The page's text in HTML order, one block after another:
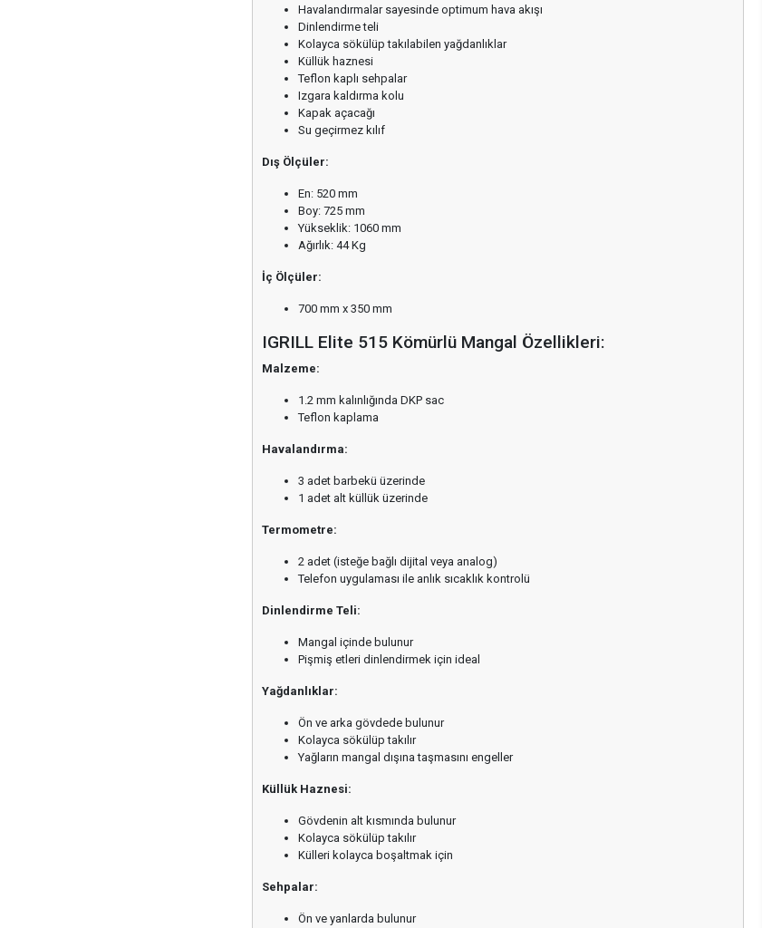
Havalandırmalar sayesinde optimum hava akışı
Dinlendirme teli
Kolayca sökülüp takılabilen yağdanlıklar
Küllük haznesi
Teflon kaplı sehpalar
Izgara kaldırma kolu
Kapak açacağı
Su geçirmez kılıf
Dış Ölçüler:
En: 520 mm
Boy: 725 mm
Yükseklik: 1060 mm
Ağırlık: 44 Kg
İç Ölçüler:
700 mm x 350 mm
IGRILL Elite 515 Kömürlü Mangal Özellikleri:
Malzeme:
1.2 mm kalınlığında DKP sac
Teflon kaplama
Havalandırma:
3 adet barbekü üzerinde
1 adet alt küllük üzerinde
Termometre:
2 adet (isteğe bağlı dijital veya analog)
Telefon uygulaması ile anlık sıcaklık kontrolü
Dinlendirme Teli:
Mangal içinde bulunur
Pişmiş etleri dinlendirmek için ideal
Yağdanlıklar:
Ön ve arka gövdede bulunur
Kolayca sökülüp takılır
Yağların mangal dışına taşmasını engeller
Küllük Haznesi:
Gövdenin alt kısmında bulunur
Kolayca sökülüp takılır
Külleri kolayca boşaltmak için
Sehpalar:
Ön ve yanlarda bulunur